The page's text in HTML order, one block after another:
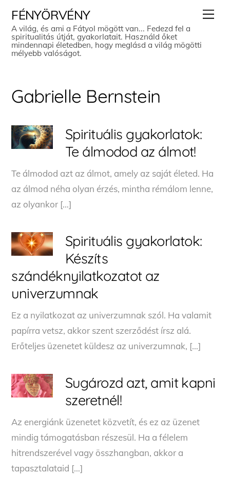
content
FÉNYÖRVÉNY
A világ, és ami a Fátyol mögött van... Fedezd fel a
spiritualitás útját, gyakorlatait. Használd őket
mindennapi életedben, hogy meglásd a világ mögötti
mélyebb valóságot.
Gabrielle Bernstein
Spirituális gyakorlatok:
Te álmodod az álmot!
Te álmodod azt az álmot, amely az saját életed. Ha
az álmod néha olyan érzés, mintha rémálom lenne,
az olyankor […]
Spirituális gyakorlatok:
Készíts
szándéknyilatkozatot az
univerzumnak
Ez a nyilatkozat az univerzumnak szól. Ha valamit
papírra vetsz, akkor szent szerződést írsz alá.
Erőteljes üzenetet küldesz az univerzumnak, […]
Sugározd azt, amit kapni
szeretnél!
Az energiánk üzenetet közvetít, és ez az üzenet
mindig támogatásban részesül. Ha a félelem
hitrendszerével vagy összhangban, akkor a
tapasztalataid […]